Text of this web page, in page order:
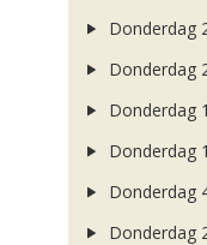
Donderdag
Donderdag
Donderdag
Donderdag
Donderdag
Donderdag